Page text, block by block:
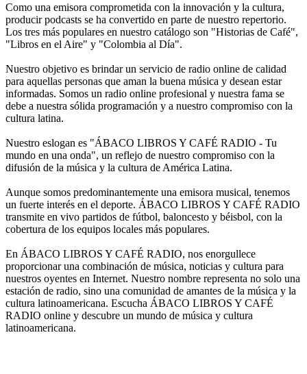
Como una emisora comprometida con la innovación y la cultura,
producir podcasts se ha convertido en parte de nuestro repertorio.
Los tres más populares en nuestro catálogo son "Historias de Café",
"Libros en el Aire" y "Colombia al Día".
Nuestro objetivo es brindar un servicio de radio online de calidad
para aquellas personas que aman la buena música y desean estar
informadas. Somos un radio online profesional y nuestra fama se
debe a nuestra sólida programación y a nuestro compromiso con la
cultura latina.
Nuestro eslogan es "ÁBACO LIBROS Y CAFÉ RADIO - Tu
mundo en una onda", un reflejo de nuestro compromiso con la
difusión de la música y la cultura de América Latina.
Aunque somos predominantemente una emisora musical, tenemos
un fuerte interés en el deporte. ÁBACO LIBROS Y CAFÉ RADIO
transmite en vivo partidos de fútbol, baloncesto y béisbol, con la
cobertura de los equipos locales más populares.
En ÁBACO LIBROS Y CAFÉ RADIO, nos enorgullece
proporcionar una combinación de música, noticias y cultura para
nuestros oyentes en Internet. Nuestro nombre representa no solo una
estación de radio, sino una comunidad de amantes de la música y la
cultura latinoamericana. Escucha ÁBACO LIBROS Y CAFÉ
RADIO online y descubre un mundo de música y cultura
latinoamericana.